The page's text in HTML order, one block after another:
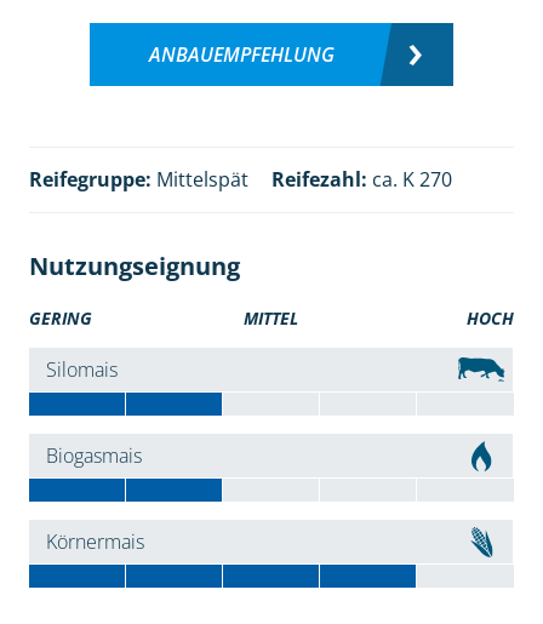
ANBAUEMPFEHLUNG
Reifegruppe: Mittelspät Reifezahl: ca. K 270
Nutzungseignung
GERING MITTEL HOCH
Silomais
Biogasmais
Körnermais